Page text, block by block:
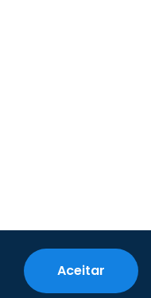
Aceitar